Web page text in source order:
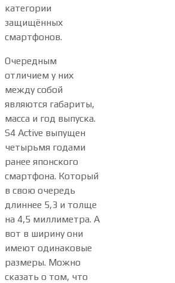
категории
защищённых
смартфонов.
Очередным
отличием у них
между собой
являются габариты,
масса и год выпуска.
S4 Active выпущен
четырьмя годами
ранее японского
смартфона. Который
в свою очередь
длиннее 5,3 и толще
на 4,5 миллиметра. А
вот в ширину они
имеют одинаковые
размеры. Можно
сказать о том, что